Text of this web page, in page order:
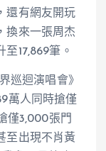
還有網友開玩
換來一張周杰
17,869筆。
巡迴演唱會》
萬人同時搶僅
僅3,000張門
至出現不肖黃